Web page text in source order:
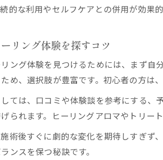
的な利用やセルフケアとの併用が効果的
リング体験を探すコツ
ング体験を見つけるためには、まず
め、選択肢が豊富です。初心者の方は
ては、口コミや体験談を参考にする
られます。ヒーリングアロマやトリー
術後すぐに劇的な変化を期待しすぎず
ンスを保つ秘訣です。